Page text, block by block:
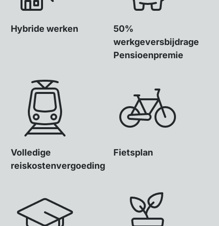
Hybride werken
50%
werkgeversbijdrage
Pensioenpremie
Volledige
reiskostenvergoeding
Fietsplan